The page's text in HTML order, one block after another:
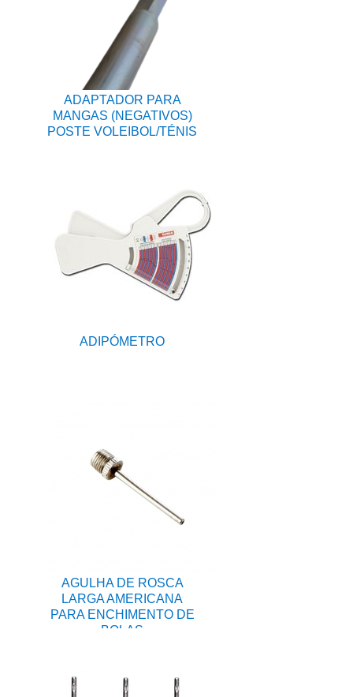
ADAPTADOR PARA
MANGAS (NEGATIVOS)
POSTE VOLEIBOL/TÉNIS
ADIPÓMETRO
AGULHA DE ROSCA
LARGA AMERICANA
PARA ENCHIMENTO DE
BOLAS